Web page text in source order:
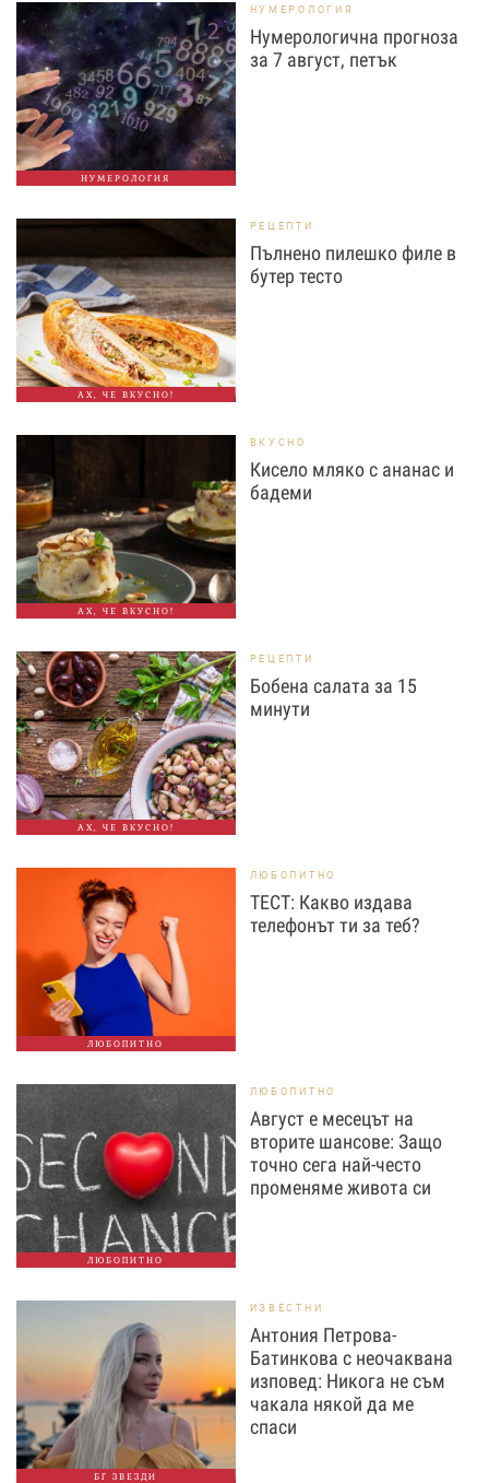
НУМЕРОЛОГИЯ
НУМЕРОЛОГИЯ
Нумерологична прогноза
за 7 август, петък
АХ, ЧЕ ВКУСНО!
РЕЦЕПТИ
Пълнено пилешко филе в
бутер тесто
АХ, ЧЕ ВКУСНО!
ВКУСНО
Кисело мляко с ананас и
бадеми
АХ, ЧЕ ВКУСНО!
РЕЦЕПТИ
Бобена салата за 15
минути
ЛЮБОПИТНО
ЛЮБОПИТНО
ТЕСТ: Какво издава
телефонът ти за теб?
ЛЮБОПИТНО
ЛЮБОПИТНО
Август е месецът на
вторите шансове: Защо
точно сега най-често
променяме живота си
БГ ЗВЕЗДИ
ИЗВЕСТНИ
Антония Петрова-
Батинкова с неочаквана
изповед: Никога не съм
чакала някой да ме
спаси